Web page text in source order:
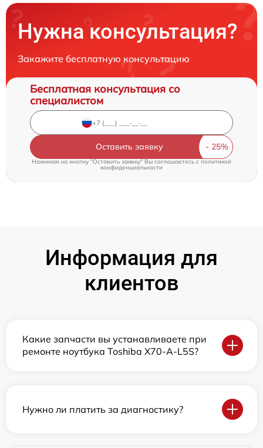
Нужна консультация?
Закажите бесплатную консультацию
Бесплатная консультация со
специалистом
Оставить заявку
Нажимая на кнопку "Оставить заявку" Вы соглашаетесь cполитикой
конфиденциальности
Информация для
клиентов
Какие запчасти вы устанавливаете при
ремонте ноутбука Toshiba X70-A-L5S?
Нужно ли платить за диагностику?